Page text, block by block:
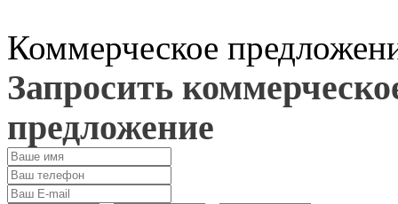
Коммерческое
Запросить
предложение